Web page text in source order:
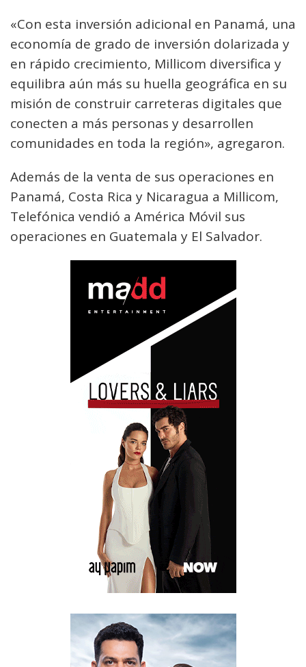
«Con esta inversión adicional en Panamá, una
economía de grado de inversión dolarizada y
en rápido crecimiento, Millicom diversifica y
equilibra aún más su huella geográfica en su
misión de construir carreteras digitales que
conecten a más personas y desarrollen
comunidades en toda la región», agregaron.
Además de la venta de sus operaciones en
Panamá, Costa Rica y Nicaragua a Millicom,
Telefónica vendió a América Móvil sus
operaciones en Guatemala y El Salvador.